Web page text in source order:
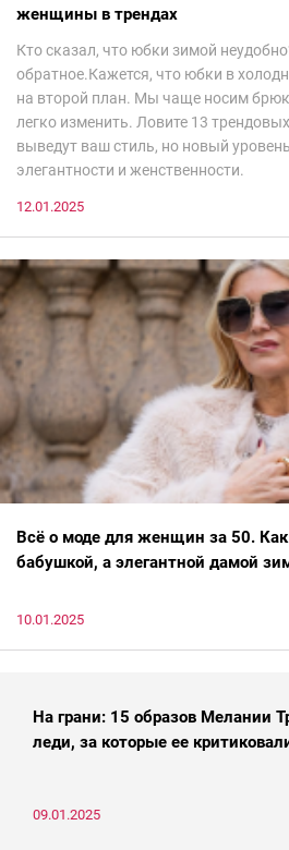
женщины в трендах
Кто сказал, что юбки зимой
обратное.Кажется, что юбки в
на второй план. Мы чаще носим
легко изменить. Ловите 13
выведут ваш стиль, но новый
элегантности и женственности.
12.01.2025
Всё о моде для женщин за 50. Как
бабушкой, а элегантной дамой
10.01.2025
На грани: 15 образов Мелании
леди, за которые ее
09.01.2025